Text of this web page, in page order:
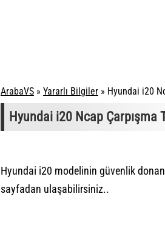
ArabaVS » Yararlı Bilgiler » Hyundai i20
Hyundai i20 Ncap Çarpışma
Hyundai i20 modelinin güvenlik
sayfadan ulaşabilirsiniz..